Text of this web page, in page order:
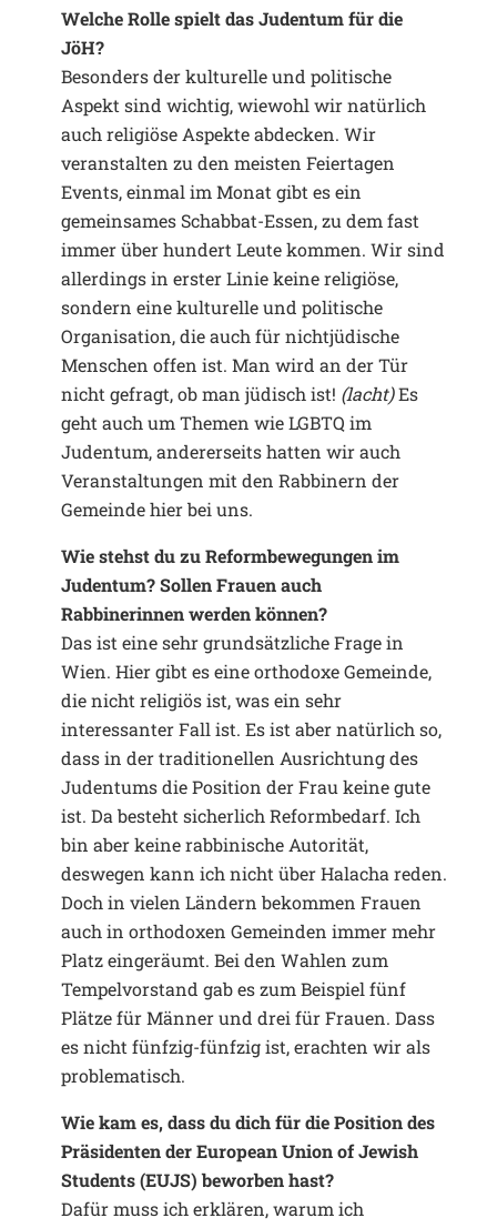
Welche Rolle spielt das Judentum für die
JöH?
Besonders der kulturelle und politische
Aspekt sind wichtig, wiewohl wir natürlich
auch religiöse Aspekte abdecken. Wir
veranstalten zu den meisten Feiertagen
Events, einmal im Monat gibt es ein
gemeinsames Schabbat-Essen, zu dem fast
immer über hundert Leute kommen. Wir sind
allerdings in erster Linie keine religiöse,
sondern eine kulturelle und politische
Organisation, die auch für nichtjüdische
Menschen offen ist. Man wird an der Tür
nicht gefragt, ob man jüdisch ist! (lacht)Es
geht auch um Themen wie LGBTQ im
Judentum, andererseits hatten wir auch
Veranstaltungen mit den Rabbinern der
Gemeinde hier bei uns.
Wie stehst du zu Reformbewegungen im
Judentum? Sollen Frauen auch
Rabbinerinnen werden können?
Das ist eine sehr grundsätzliche Frage in
Wien. Hier gibt es eine orthodoxe Gemeinde,
die nicht religiös ist, was ein sehr
interessanter Fall ist. Es ist aber natürlich so,
dass in der traditionellen Ausrichtung des
Judentums die Position der Frau keine gute
ist. Da besteht sicherlich Reformbedarf. Ich
bin aber keine rabbinische Autorität,
deswegen kann ich nicht über Halacha reden.
Doch in vielen Ländern bekommen Frauen
auch in orthodoxen Gemeinden immer mehr
Platz eingeräumt. Bei den Wahlen zum
Tempelvorstand gab es zum Beispiel fünf
Plätze für Männer und drei für Frauen. Dass
es nicht fünfzig-fünfzig ist, erachten wir als
problematisch.
Wie kam es, dass du dich für die Position des
Präsidenten der European Union of Jewish
Students (EUJS) beworben hast?
Dafür muss ich erklären, warum ich